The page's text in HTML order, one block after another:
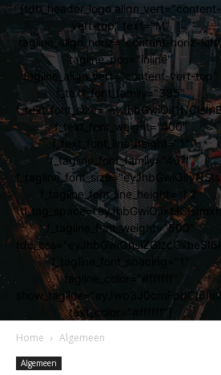
[tdb_header_logo align_vert="content-
vert-top" text="M"
tagline_align_horiz="content-horiz-left"
tagline_pos="inline"
tagline_align_vert="content-vert-top"
f_text_font_family="335"
f_text_font_weight="400"
f_text_font_line_height="1"
f_tagline_font_family="467"
f_tagline_font_line_height="1.2"
f_tagline_font_weight="500"
f_tagline_font_spacing="1"
tagline_color="#ffffff"
text_color="#ffffff"]
Home Algemeen
Algemeen